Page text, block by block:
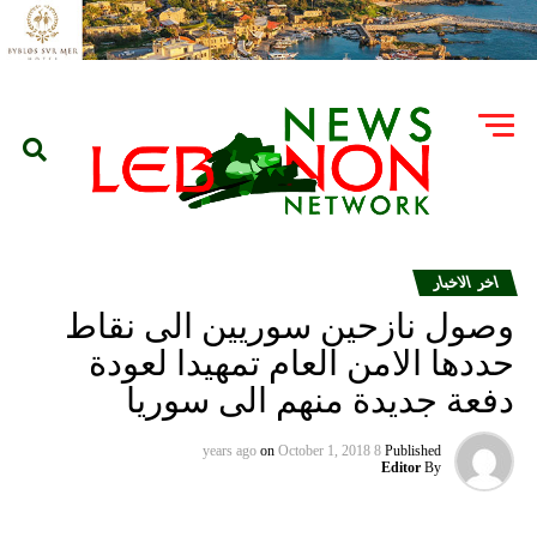
اخر الاخبار
وصول نازحين سوريين الى نقاط
حددها الامن العام تمهيدا لعودة
دفعة جديدة منهم الى سوريا
Published
8 years ago
on October 1, 2018
By
Editor